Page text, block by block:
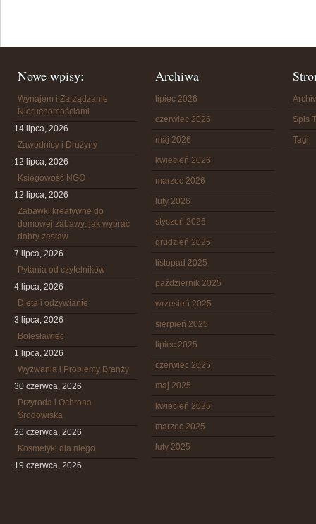
Nowe wpisy:
Wynajem i Zarządzanie
Nieruchomościami
14 lipca, 2026
Zawodnicy i Drużyny
12 lipca, 2026
Księgowość NGO
12 lipca, 2026
Zabawki kreatywne do
domowej zabawy: jak wybrać
dobry zestaw
7 lipca, 2026
Pytania od czytelników
4 lipca, 2026
Dieta i odżywianie
3 lipca, 2026
Bolesławiec
1 lipca, 2026
Wyzwania i Problemy Branży
30 czerwca, 2026
Przyroda i Ochrona
Środowiska
26 czerwca, 2026
Kosmetyki dla niego
19 czerwca, 2026
Archiwa
lipiec 2026
czerwiec 2026
maj 2026
kwiecień 2026
marzec 2026
luty 2026
styczeń 2026
grudzień 2025
listopad 2025
październik 2025
wrzesień 2025
sierpień 2025
lipiec 2025
czerwiec 2025
maj 2025
kwiecień 2025
marzec 2025
luty 2025
Spis
Tagi